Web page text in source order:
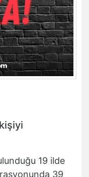
19 ilde
39